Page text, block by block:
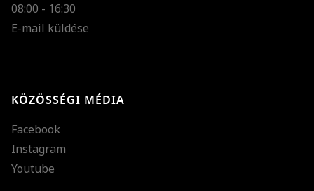
08:00 - 16:30
E-mail küldése
KÖZÖSSÉGI MÉDIA
Facebook
Instagram
Youtube